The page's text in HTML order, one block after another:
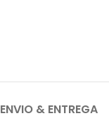
ENVIO & ENTREGA